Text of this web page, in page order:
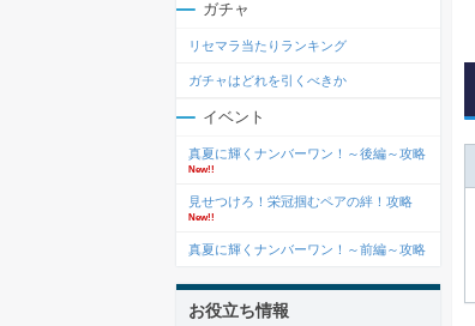
ガチャ
リセマラ当たりランキング
ガチャはどれを引くべきか
イベント
真夏に輝くナンバーワン！～後編～攻略
New!!
見せつけろ！栄冠掴むペアの絆！攻略
New!!
真夏に輝くナンバーワン！～前編～攻略
お役立ち情報